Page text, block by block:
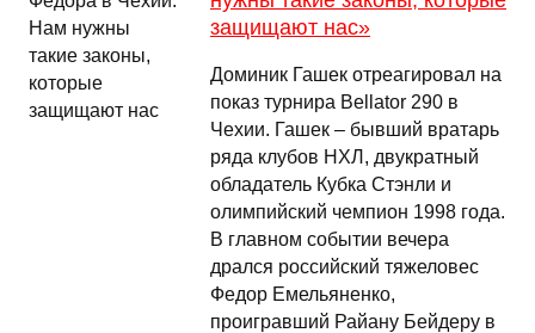
защищают нас»
Доминик Гашек отреагировал на
показ турнира Bellator 290 в
Чехии. Гашек – бывший вратарь
ряда клубов НХЛ, двукратный
обладатель Кубка Стэнли и
олимпийский чемпион 1998 года.
В главном событии вечера
дрался российский тяжеловес
Федор Емельяненко,
проигравший Райану Бейдеру в